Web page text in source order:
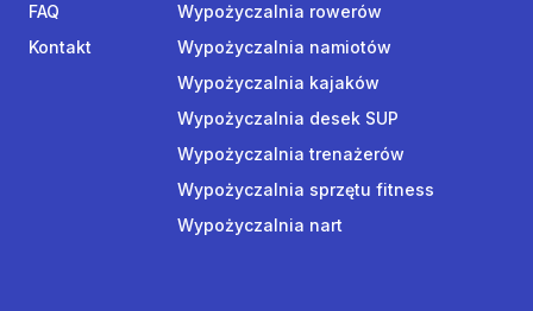
FAQ
Kontakt
Wypożyczalnia rowerów
Wypożyczalnia namiotów
Wypożyczalnia kajaków
Wypożyczalnia desek SUP
Wypożyczalnia trenażerów
Wypożyczalnia sprzętu fitness
Wypożyczalnia nart